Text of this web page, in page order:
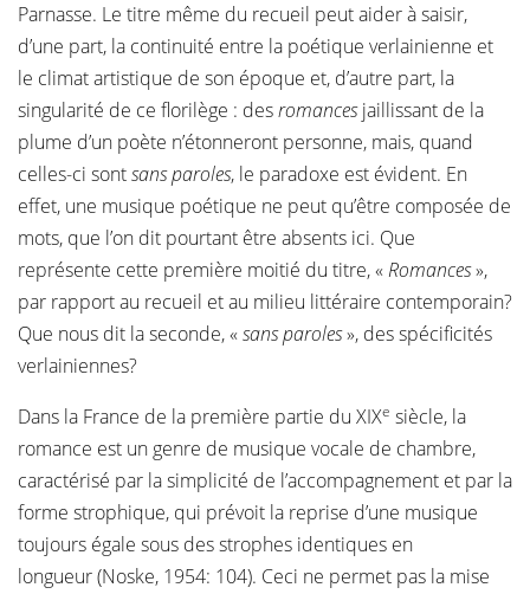
Parnasse. Le titre même du recueil peut aider à saisir,
d’une part, la continuité entre la poétique verlainienne et
le climat artistique de son époque et, d’autre part, la
singularité de ce florilège : desromancesjaillissant de la
plume d’un poète n’étonneront personne, mais, quand
celles-ci sontsans paroles, le paradoxe est évident. En
effet, une musique poétique ne peut qu’être composée de
mots, que l’on dit pourtant être absents ici. Que
représente cette première moitié du titre, «Romances»,
par rapport au recueil et au milieu littéraire contemporain?
Que nous dit la seconde, «sans paroles», des spécificités
verlainiennes?
Dans la France de la première partie du XIXe siècle, la
romance est un genre de musique vocale de chambre,
caractérisé par la simplicité de l’accompagnement et par la
forme strophique, qui prévoit la reprise d’une musique
toujours égale sous des strophes identiques en
longueur (Noske, 1954: 104). Ceci ne permet pas la mise